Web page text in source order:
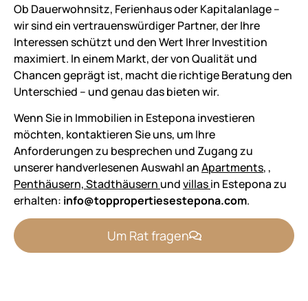
Ob Dauerwohnsitz, Ferienhaus oder Kapitalanlage –
wir sind ein vertrauenswürdiger Partner, der Ihre
Interessen schützt und den Wert Ihrer Investition
maximiert. In einem Markt, der von Qualität und
Chancen geprägt ist, macht die richtige Beratung den
Unterschied – und genau das bieten wir.
Wenn Sie in Immobilien in Estepona investieren
möchten, kontaktieren Sie uns, um Ihre
Anforderungen zu besprechen und Zugang zu
unserer handverlesenen Auswahl anApartments, ,
Penthäusern, Stadthäusern undvillasin Estepona zu
erhalten: info@toppropertiesestepona.com.
Um Rat fragen